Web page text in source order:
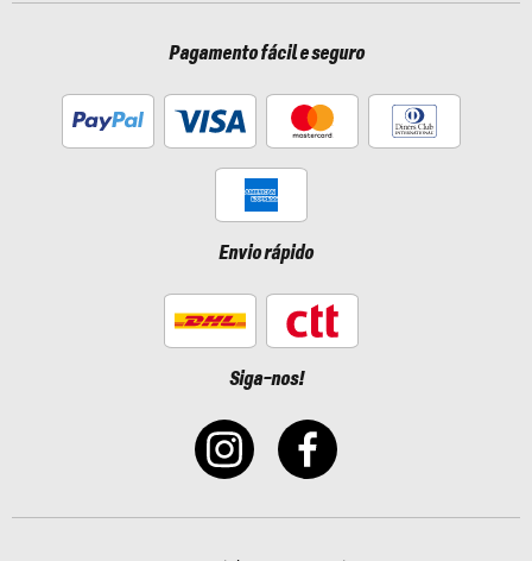
Pagamento fácil e seguro
Envio rápido
Siga-nos!